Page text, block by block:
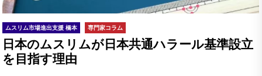
ムスリム市場進出支援 橋本 専門家コラム
日本のムスリムが日本共通ハラール基準設立
を目指す理由